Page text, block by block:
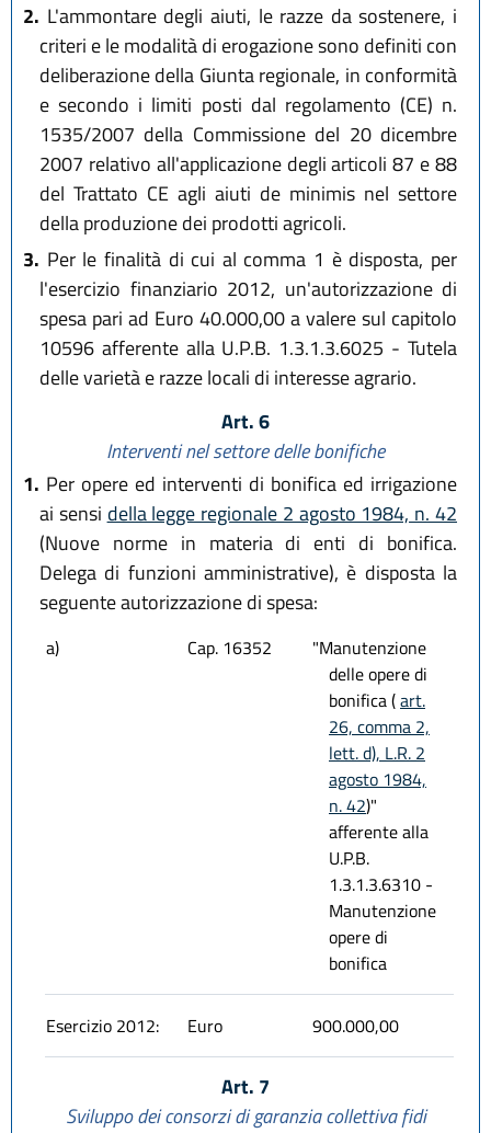
2. L'ammontare degli aiuti, le razze da sostenere, i
criteri e le modalità di erogazione sono definiti con
deliberazione della Giunta regionale, in conformità
e secondo i limiti posti dal regolamento (CE) n.
1535/2007 della Commissione del 20 dicembre
2007 relativo all'applicazione degli articoli 87 e 88
del Trattato CE agli aiuti de minimis nel settore
della produzione dei prodotti agricoli.
3. Per le finalità di cui al comma 1 è disposta, per
l'esercizio finanziario 2012, un'autorizzazione di
spesa pari ad Euro 40.000,00 a valere sul capitolo
10596 afferente alla U.P.B. 1.3.1.3.6025 - Tutela
delle varietà e razze locali di interesse agrario.
Art. 6
Interventi nel settore delle bonifiche
1. Per opere ed interventi di bonifica ed irrigazione
ai sensi della legge regionale 2 agosto 1984, n. 42
(Nuove norme in materia di enti di bonifica.
Delega di funzioni amministrative), è disposta la
seguente autorizzazione di spesa:
a) Cap. 16352
"Manutenzione
delle opere di
bonifica (art.
26, comma 2,
lett. d), L.R. 2
agosto 1984,
n. 42)"
afferente alla
U.P.B.
1.3.1.3.6310 -
Manutenzione
opere di
bonifica
Esercizio 2012: Euro 900.000,00
Art. 7
Sviluppo dei consorzi di garanzia collettiva fidi